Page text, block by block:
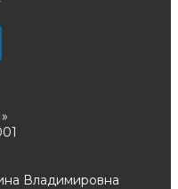
Владимировна